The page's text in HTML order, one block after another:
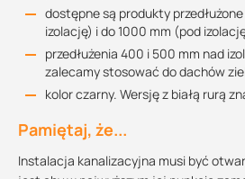
dostępne są produkty
izolację) i do 1000 mm (pod
przedłużenia 400 i 500 mm nad
zalecamy stosować do dachów
kolor czarny. Wersję z białą rurą
Pamiętaj, że...
Instalacja kanalizacyjna musi być